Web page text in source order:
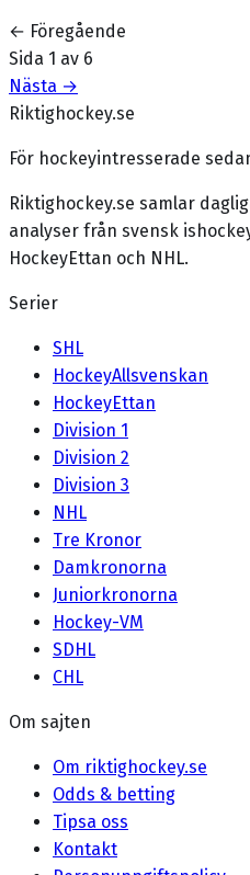
← Föregående
Sida 1 av 6
Nästa →
Riktighockey.se
För hockeyintresserade
Riktighockey.se samlar
analyser från svensk
HockeyEttan och NHL.
Serier
SHL
HockeyAllsvenskan
HockeyEttan
Division 1
Division 2
Division 3
NHL
Tre Kronor
Damkronorna
Juniorkronorna
Hockey-VM
SDHL
CHL
Om sajten
Om riktighockey.se
Odds & betting
Tipsa oss
Kontakt